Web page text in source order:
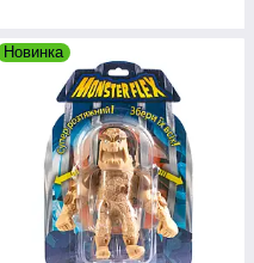
Новинка